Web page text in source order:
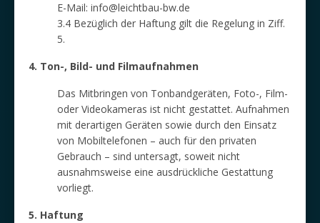
E-Mail: info@leichtbau-bw.de
3.4 Bezüglich der Haftung gilt die Regelung in Ziff.
5.
4. Ton-, Bild- und Filmaufnahmen
Das Mitbringen von Tonbandgeräten, Foto-, Film-
oder Videokameras ist nicht gestattet. Aufnahmen
mit derartigen Geräten sowie durch den Einsatz
von Mobiltelefonen – auch für den privaten
Gebrauch – sind untersagt, soweit nicht
ausnahmsweise eine ausdrückliche Gestattung
vorliegt.
5. Haftung